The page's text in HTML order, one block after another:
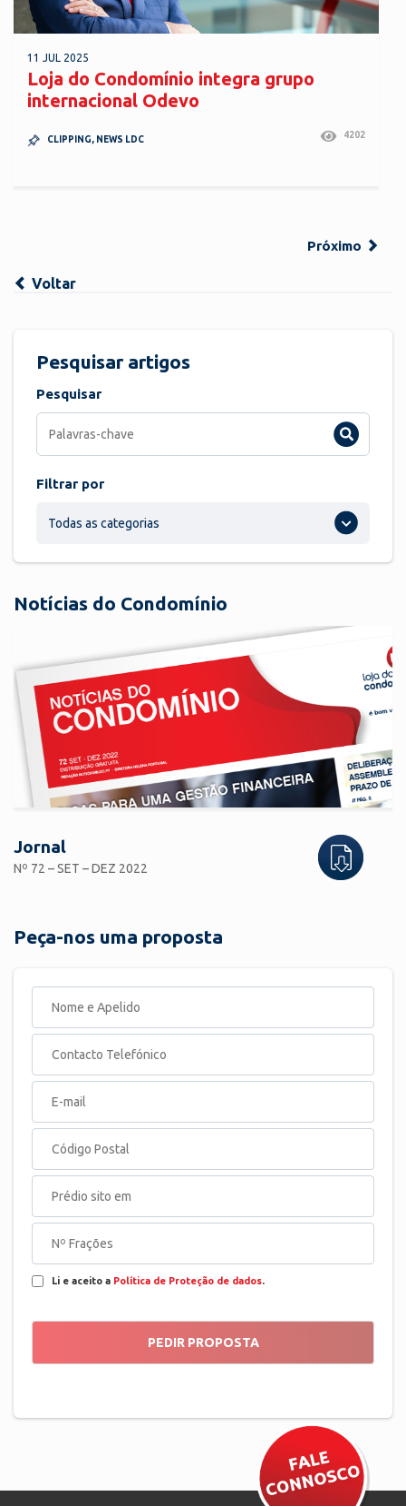
11 JUL 2025
Loja do Condomínio integra grupo
internacional Odevo
CLIPPING, NEWS LDC 4202
Próximo
Voltar
Pesquisar artigos
Pesquisar
Filtrar por
Todas as categorias
Notícias do Condomínio
Jornal
Nº 72 – SET – DEZ 2022
Peça-nos uma proposta
Li e aceito a Política de Proteção de dados.